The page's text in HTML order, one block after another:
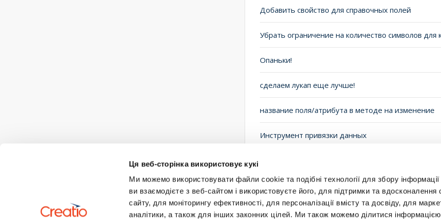
Ця веб-сторінка використовує кукі
Ми можемо використовувати файли cookie та подібні технології для збору
ви взаємодієте з веб-сайтом і використовуєте його, для підтримки та вдосконалення
сайту, для моніторингу ефективності, для персоналізації вмісту та досвіду, для
аналітики, а також для інших законних цілей. Ми також можемо ділитися
Добавить свойство для справочных полей
Опаньки!
сделаем лукап еще лучше!
название поля/атрибута в методе на изменение
Инструмент привязки данных
страниц